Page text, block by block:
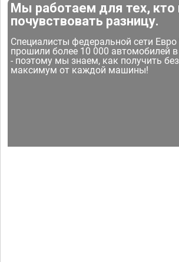
Мы работаем для тех,
почувствовать разницу.
Специалисты федеральной сети
прошили более 10 000 автомобилей
- поэтому мы знаем, как получить
максимум от каждой машины!